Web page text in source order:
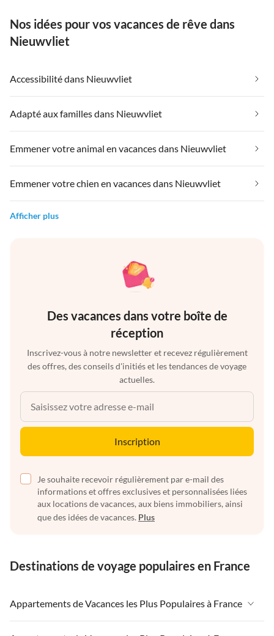
Nos idées pour vos vacances de rêve dans
Nieuwvliet
Accessibilité dans Nieuwvliet
Adapté aux familles dans Nieuwvliet
Emmener votre animal en vacances dans Nieuwvliet
Emmener votre chien en vacances dans Nieuwvliet
Afficher plus
Des vacances dans votre boîte de
réception
Inscrivez-vous à notre newsletter et recevez régulièrement
des offres, des conseils d'initiés et les tendances de voyage
actuelles.
Inscription
Je souhaite recevoir régulièrement par e-mail des
informations et offres exclusives et personnalisées liées
aux locations de vacances, aux biens immobiliers, ainsi
que des idées de vacances. Plus
Destinations de voyage populaires en France
Appartements de Vacances les Plus Populaires à France